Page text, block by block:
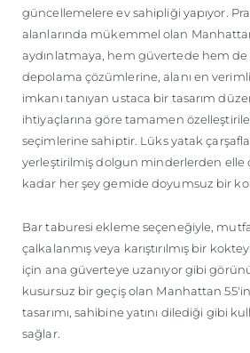
güncellemelere ev sahipliği yapıyor.
alanlarında mükemmel olan Manhattan
aydınlatmaya, hem güvertede hem de
depolama çözümlerine, alanı en
imkanı tanıyan ustaca bir tasarım
ihtiyaçlarına göre tamamen
seçimlerine sahiptir. Lüks yatak
yerleştirilmiş dolgun minderlerden elle
kadar her şey gemide doyumsuz bir
Bar taburesi ekleme seçeneğiyle,
çalkalanmış veya karıştırılmış bir
için ana güverteye uzanıyor gibi
kusursuz bir geçiş olan Manhattan
tasarımı, sahibine yatını dilediği gibi
sağlar.